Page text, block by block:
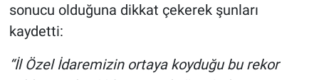
sonucu olduğuna dikkat çekerek şunları
kaydetti:
“İl Özel İdaremizin ortaya koyduğu bu rekor